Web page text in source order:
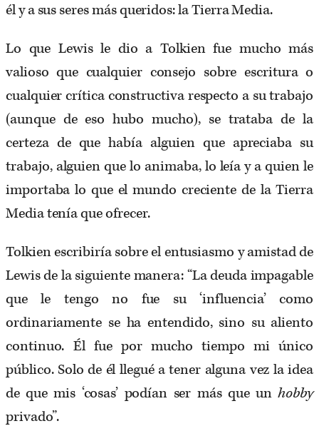
él y a sus seres más queridos: la Tierra Media.
Lo que Lewis le dio a Tolkien fue mucho más
valioso que cualquier consejo sobre escritura o
cualquier crítica constructiva respecto a su trabajo
(aunque de eso hubo mucho), se trataba de la
certeza de que había alguien que apreciaba su
trabajo, alguien que lo animaba, lo leía y a quien le
importaba lo que el mundo creciente de la Tierra
Media tenía que ofrecer.
Tolkien escribiría sobre el entusiasmo y amistad de
Lewis de la siguiente manera: “La deuda impagable
que le tengo no fue su ‘influencia’ como
ordinariamente se ha entendido, sino su aliento
continuo. Él fue por mucho tiempo mi único
público. Solo de él llegué a tener alguna vez la idea
de que mis ‘cosas’ podían ser más que unhobby
privado”.